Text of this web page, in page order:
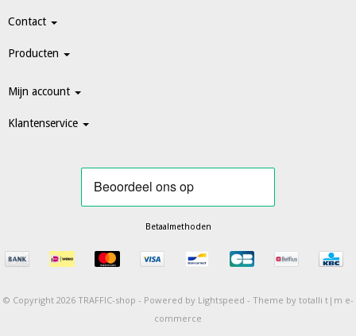
Contact
Producten
Mijn account
Klantenservice
Betaalmethoden
© Copyright 2026 TRAFFIC-shop - Powered by Lightspeed - Theme by totalli t|m e-
commerce